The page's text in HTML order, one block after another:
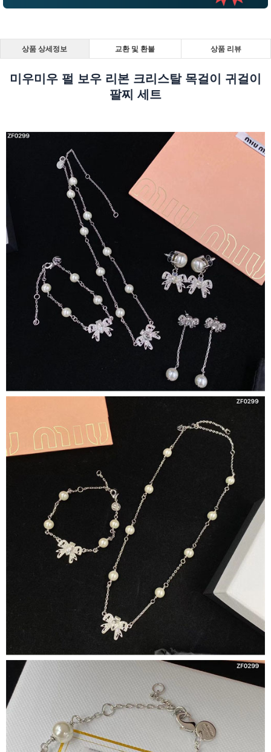
상품 상세정보 교환 및 환불 상품 리뷰
미우미우 펄 보우 리본 크리스탈 목걸이 귀걸이
팔찌 세트